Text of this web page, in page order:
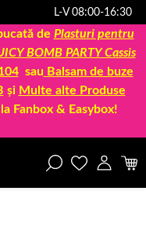
L-V 08:00-16:30
de Plasturi pentru
BOMB PARTY Cassis
sau Balsam de buze
și Multe alte Produse
Fanbox & Easybox!